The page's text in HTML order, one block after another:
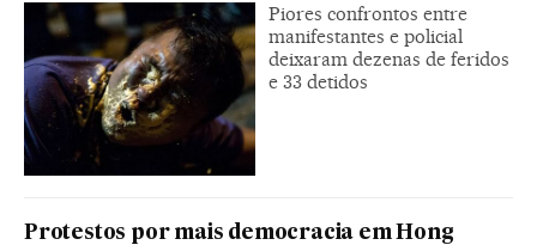
Piores confrontos entre
manifestantes e policial
deixaram dezenas de feridos
e 33 detidos
Protestos por mais democracia em Hong